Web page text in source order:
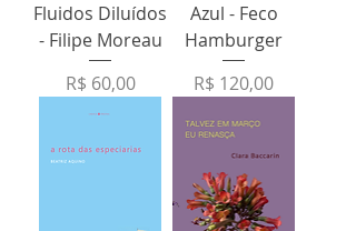
Fluidos Diluídos
- Filipe Moreau
Preço
R$ 60,00
Azul - Feco
Hamburger
Preço
R$ 120,00